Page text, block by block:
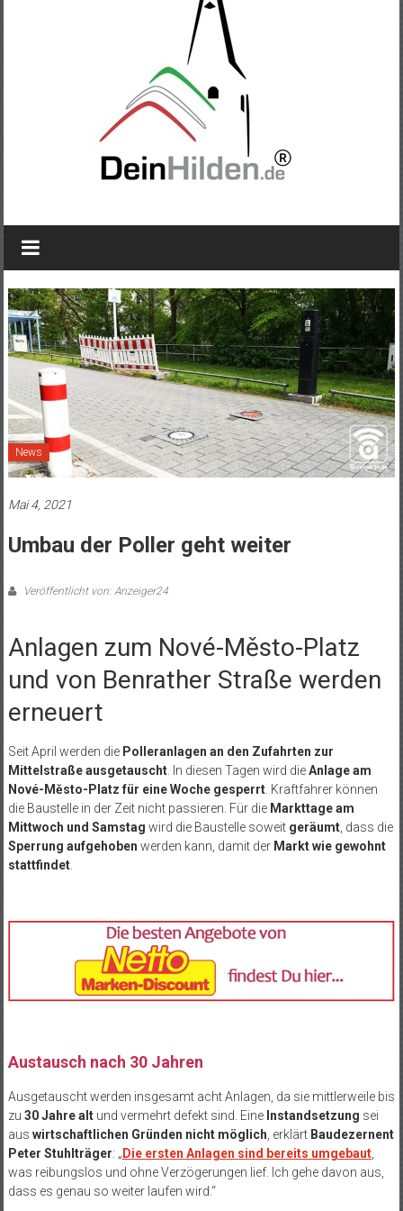
News
Mai 4, 2021
Umbau der Poller geht weiter
Veröffentlicht von: Anzeiger24
Anlagen zum Nové-Město-Platz
und von Benrather Straße werden
erneuert
Seit April werden die Polleranlagen an den Zufahrten zur
Mittelstraße ausgetauscht. In diesen Tagen wird dieAnlage am
Nové-Město-Platz für eine Woche gesperrt. Kraftfahrer können
die Baustelle in der Zeit nicht passieren. Für die Markttage am
Mittwoch und Samstag wird die Baustelle soweit geräumt, dass die
Sperrung aufgehoben werden kann, damit der Markt wie gewohnt
stattfindet.
Austausch nach 30 Jahren
Ausgetauscht werden insgesamt acht Anlagen, da sie mittlerweile bis
zu 30 Jahre altund vermehrt defekt sind. Eine Instandsetzung sei
aus wirtschaftlichen Gründen nicht möglich , erklärt Baudezernent
Peter Stuhlträger: „ Die ersten Anlagen sind bereits umgebaut,
was reibungslos und ohne Verzögerungen lief. Ich gehe davon aus,
dass es genau so weiter laufen wird.“